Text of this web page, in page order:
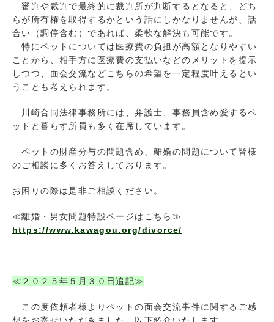
審判や裁判で最終的に裁判所が判断するとなると、どち
らが所有権を取得するかという話にしかなりませんが、話
合い（調停含む）であれば、柔軟な解決も可能です。
特にペットについては医療費の負担が高額となりやすい
ことから、相手方に医療費の支払いなどのメリットを提示
しつつ、面会交流などこちらの希望を一定程度叶えるとい
うことも考えられます。
川崎合同法律事務所には、弁護士、事務員含め愛するペ
ットと暮らす所員も多く在席しています。
ペットの財産分与の問題含め、離婚の問題について皆様
のご相談に多くお答えしております。
お困りの際は是非ご相談ください。
≪離婚・男女問題特設ページはこちら≫
https://www.kawagou.org/divorce/
≪２０２５年５月３０日追記≫
この度依頼者様よりペットの面会交流事件に関するご感